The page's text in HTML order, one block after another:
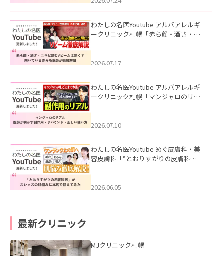
わたしの名医Youtube アルバアレルギ
ークリニック札幌「赤ら顔・酒さ・ニ
した。
2026.07.17
わたしの名医Youtube アルバアレルギ
ークリニック札幌「マンジャロのリア
た。
2026.07.10
わたしの名医Youtube めぐ皮膚科・美
容皮膚科「”とおりすがりの皮膚科
2026.06.05
最新クリニック
MJクリニック札幌